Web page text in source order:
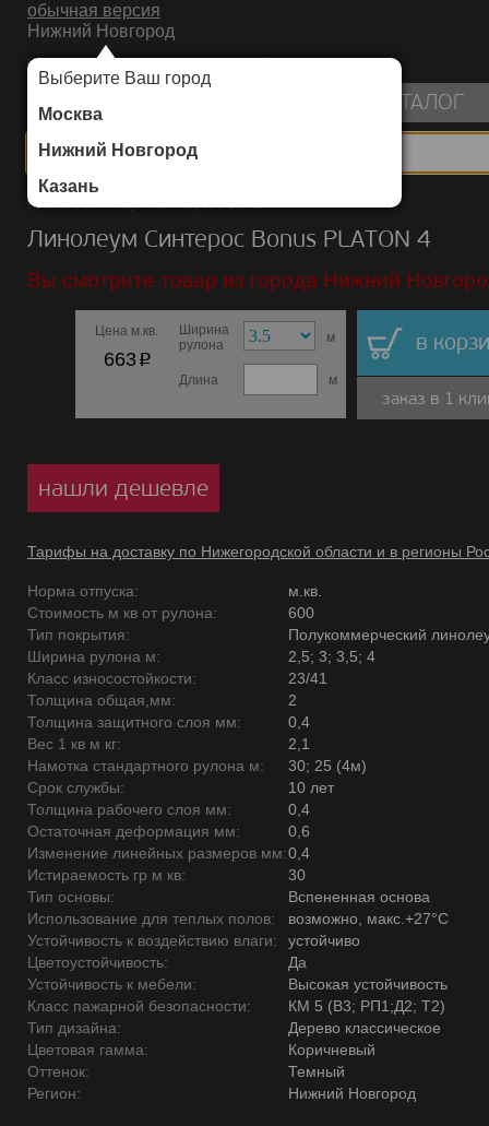
обычная версия
Нижний Новгород
Выберите Ваш город
Москва
Нижний Новгород
Казань
ИНТЕРНЕТ-МАГАЗИН НАПОЛЬНЫХ ПОКРЫТИЙ
КАТАЛОГ
Каталог/Линолеум/Синтерос/Bonus
Линолеум Синтерос Bonus PLATON 4
Вы смотрите товар из города Нижний
Цена м.кв.
663 p
Ширина
рулона
м
Длина м
в
заказ в 1
нашли дешевле
Тарифы на доставку по Нижегородской области и в регионы
Норма отпуска:
м.кв.
Стоимость м кв от рулона:
600
Тип покрытия:
Полукоммерческий
Ширина рулона м:
2,5; 3; 3,5; 4
Класс износостойкости:
23/41
Толщина общая,мм:
2
Толщина защитного слоя мм:
0,4
Вес 1 кв м кг:
2,1
Намотка стандартного рулона м:
30; 25 (4м)
Срок службы:
10 лет
Толщина рабочего слоя мм:
0,4
Остаточная деформация мм:
0,6
Изменение линейных размеров мм:0,4
Истираемость гр м кв:
30
Тип основы:
Вспененная основа
Использование для теплых полов:
возможно, макс.+27°С
Устойчивость к воздействию влаги:
устойчиво
Цветоустойчивость:
Да
Устойчивость к мебели:
Высокая устойчивость
Класс пажарной безопасности:
КМ 5 (В3; РП1;Д2; Т2)
Тип дизайна:
Дерево классическое
Цветовая гамма:
Коричневый
Оттенок:
Темный
Регион:
Нижний Новгород